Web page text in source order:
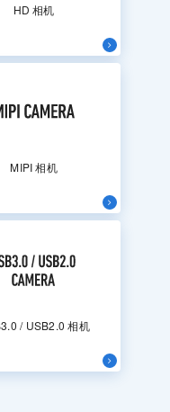
HD 相机
MIPI 相机
/ USB2.0 相机